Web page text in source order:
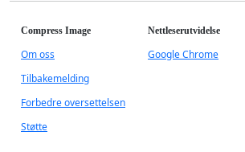
Compress Image
Om oss
Tilbakemelding
Forbedre oversettelsen
Støtte
Nettleserutvidelse
Google Chrome